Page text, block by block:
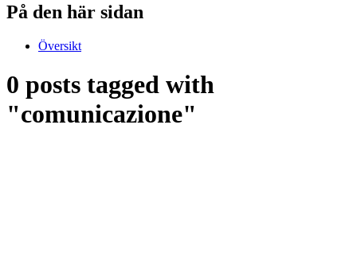
På den här sidan
Översikt
0 posts tagged with
"comunicazione"